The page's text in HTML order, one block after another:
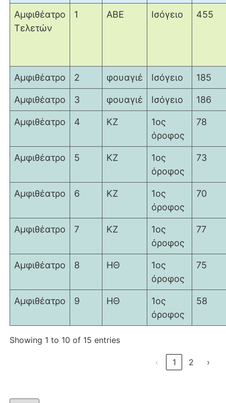
Αμφιθέατρο
Τελετών
1 ΑΒΕ Ισόγειο 455
Αμφιθέατρο 2 φουαγιέ Ισόγειο 185
Αμφιθέατρο 3 φουαγιέ Ισόγειο 186
Αμφιθέατρο 4 ΚΖ
1ος
όροφος
78
Αμφιθέατρο 5 ΚΖ
1ος
όροφος
73
Αμφιθέατρο 6 ΚΖ
1ος
όροφος
70
Αμφιθέατρο 7 ΚΖ
1ος
όροφος
77
Αμφιθέατρο 8 ΗΘ
1ος
όροφος
75
Αμφιθέατρο 9 ΗΘ
1ος
όροφος
58
Showing 1 to 10 of 15 entries
‹ 1 2 ›